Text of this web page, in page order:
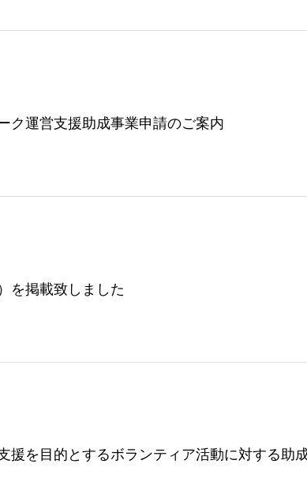
運営支援助成事業申請のご案内
を掲載致しました
援を目的とするボランティア活動に対する助